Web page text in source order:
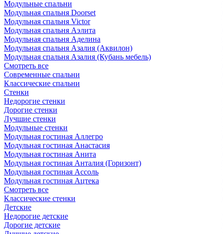
Модульные спальни
Модульная спальня Doorset
Модульная спальня Victor
Модульная спальня Аэлита
Модульная спальня Аделина
Модульная спальня Азалия (Аквилон)
Модульная спальня Азалия (Кубань мебель)
Смотреть все
Современные спальни
Классические спальни
Стенки
Недорогие стенки
Дорогие стенки
Лучшие стенки
Модульные стенки
Модульная гостиная Аллегро
Модульная гостиная Анастасия
Модульная гостиная Анита
Модульная гостиная Анталия (Горизонт)
Модульная гостиная Ассоль
Модульная гостиная Ацтека
Смотреть все
Классические стенки
Детские
Недорогие детские
Дорогие детские